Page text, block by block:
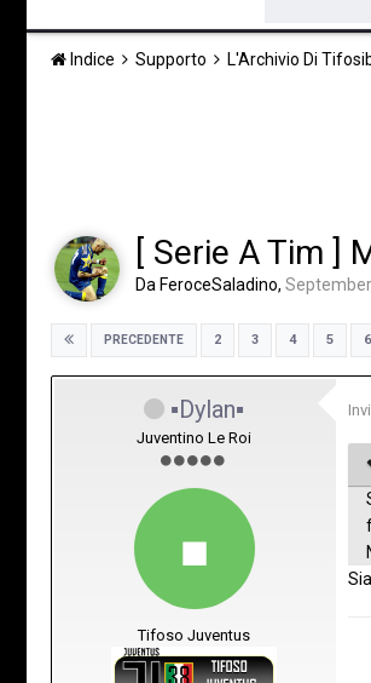
Indice Supporto L'Archivio Di
[ Serie A Tim ]
Da FeroceSaladino,
PRECEDENTE 2 3 4 5 6
▪Dylan▪
Juventino Le Roi
Tifoso Juventus